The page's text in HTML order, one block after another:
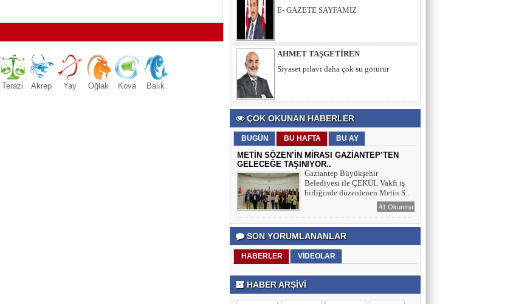
Terazi Akrep Yay Oğlak Kova Balık
E- GAZETE SAYFAMIZ
AHMET TAŞGETİREN
Siyaset pilavı daha çok su götürür
İDMAN ŞENLİKLERİNDEN ATATÜRK’Ü
ANMA, GENÇLİK VE SPOR
BAYRAMI’NA
SELAHATTİN ASLANTAŞ
E- GAZETE SAYFAMIZ
ÇOK OKUNAN HABERLER
BUGÜN BU HAFTA BU AY
METİN SÖZEN’İN MİRASI GAZİANTEP’TEN
GELECEĞE TAŞINIYOR..
Gaziantep Büyükşehir
Belediyesi ile ÇEKÜL Vakfı iş
birliğinde düzenlenen Metin S..
41 Okunma
SON YORUMLANANLAR
HABERLER VİDEOLAR
HABER ARŞİVİ